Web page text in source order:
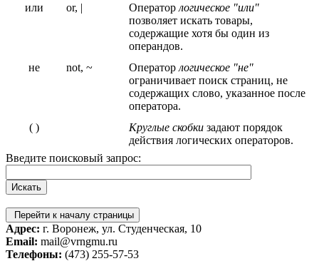
или
or, | Оператор логическое "или"
позволяет искать товары,
содержащие хотя бы один из
операндов.
не
not, ~ Оператор логическое "не"
ограничивает поиск страниц, не
содержащих слово, указанное после
оператора.
( )
Круглые скобки задают порядок
действия логических операторов.
Введите поисковый запрос:
Перейти к началу страницы
Адрес: г. Воронеж, ул. Студенческая, 10
Email: mail@vrngmu.ru
Телефоны: (473) 255-57-53